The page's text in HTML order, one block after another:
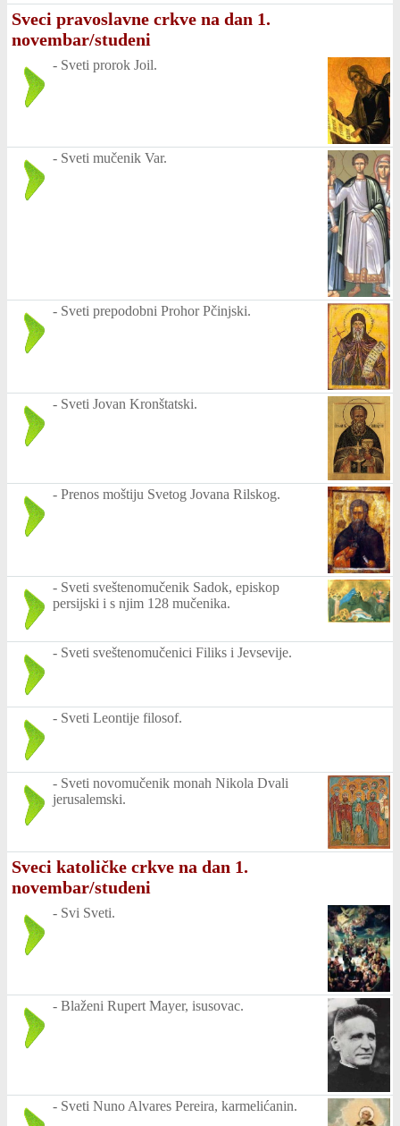
Sveci pravoslavne crkve na dan 1.
novembar/studeni
- Sveti prorok Joil.
- Sveti mučenik Var.
- Sveti prepodobni Prohor Pčinjski.
- Sveti Jovan Kronštatski.
- Prenos moštiju Svetog Jovana Rilskog.
- Sveti sveštenomučenik Sadok, episkop
persijski i s njim 128 mučenika.
- Sveti sveštenomučenici Filiks i Jevsevije.
- Sveti Leontije filosof.
- Sveti novomučenik monah Nikola Dvali
jerusalemski.
Sveci katoličke crkve na dan 1.
novembar/studeni
- Svi Sveti.
- Blaženi Rupert Mayer, isusovac.
- Sveti Nuno Alvares Pereira, karmelićanin.